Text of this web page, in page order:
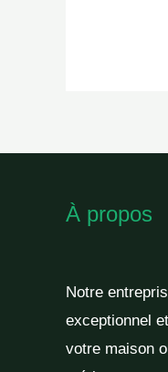
À propos
Notre
exceptionnel
votre maison